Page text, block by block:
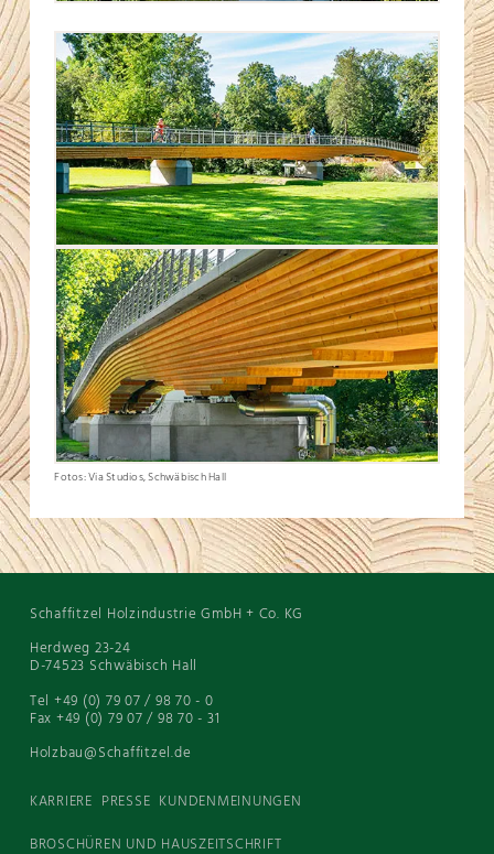
Fotos: Via Studios, Schwäbisch Hall
Schaffitzel Holzindustrie GmbH + Co. KG
Herdweg 23-24
D-74523 Schwäbisch Hall
Tel +49 (0) 79 07 / 98 70 - 0
Fax +49 (0) 79 07 / 98 70 - 31
Holzbau@Schaffitzel.de
KARRIERE PRESSE KUNDENMEINUNGEN
BROSCHÜREN UND HAUSZEITSCHRIFT